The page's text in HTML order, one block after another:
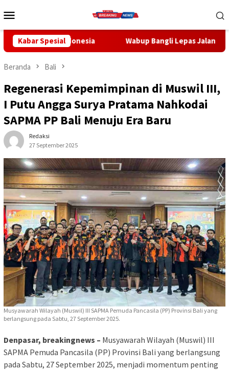
ke
Mobile
Kabar SpesialWabup Bangli Lepas Jalan Santai, Awali
Beranda Bali
Regenerasi Kepemimpinan di Muswil III,
I Putu Angga Surya Pratama Nahkodai
SAPMA PP Bali Menuju Era Baru
Redaksi
27 September 2025
Musyawarah Wilayah (Muswil) III SAPMA Pemuda Pancasila (PP) Provinsi Bali yang
berlangsung pada Sabtu, 27 September 2025.
Denpasar, breakingnews – Musyawarah Wilayah (Muswil) III
SAPMA Pemuda Pancasila (PP) Provinsi Bali yang berlangsung
pada Sabtu, 27 September 2025, menjadi momentum penting